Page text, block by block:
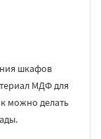
шкафов
МДФ для
можно делать